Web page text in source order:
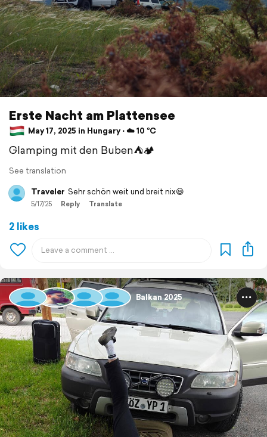
Erste Nacht am Plattensee
May 17, 2025 in Hungary ⋅ ☁️ 10 °C
Glamping mit den Buben⛺🏕️
See translation
Traveler Sehr schön weit und breit nix😃
5/17/25 Reply Translate
2 likes
Balkan 2025